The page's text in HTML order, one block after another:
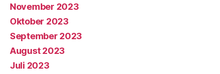
November 2023
Oktober 2023
September 2023
August 2023
Juli 2023